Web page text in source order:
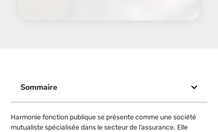
Sommaire
Harmonie fonction publique se présente comme une société
mutualiste spécialisée dans le secteur de l’assurance. Elle